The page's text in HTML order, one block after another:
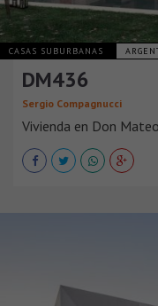
CASAS SUBURBANAS
DM436
Sergio Compagnucci
Vivienda en Don